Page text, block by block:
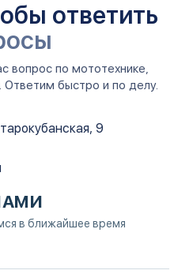
ответить
вопрос по мототехнике,
быстро и по делу.
9
в ближайшее время